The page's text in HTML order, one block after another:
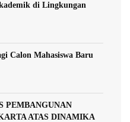
di Lingkungan
Calon Mahasiswa Baru
PEMBANGUNAN
ATAS DINAMIKA